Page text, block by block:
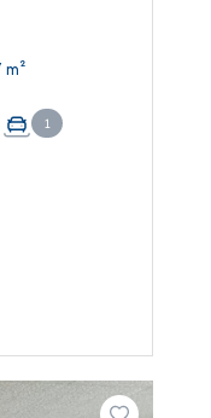
Appartement 3 pièce(s) 2 chambre(s) 67 m²
1